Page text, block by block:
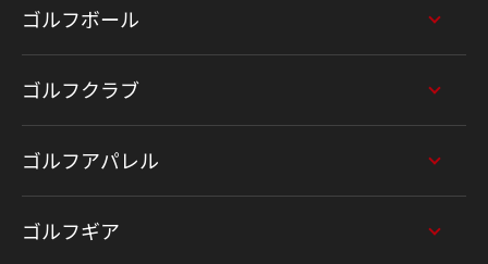
ゴルフボール
ゴルフクラブ
ゴルフアパレル
ゴルフギア